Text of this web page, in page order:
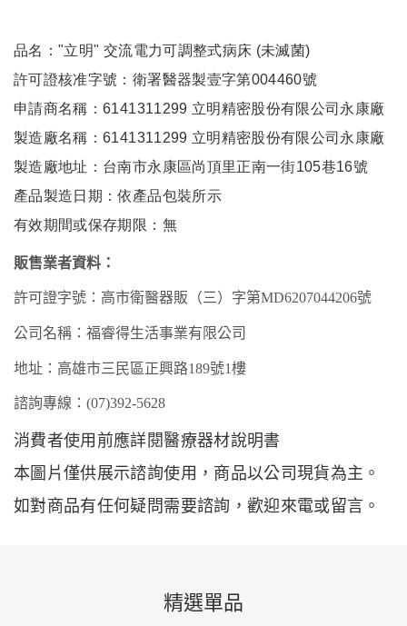
品名："立明" 交流電力可調整式病床 (未滅菌)
許可證核准字號：衛署醫器製壹字第004460號
申請商名稱：6141311299 立明精密股份有限公司永康廠
製造廠名稱：6141311299 立明精密股份有限公司永康廠
製造廠地址：台南市永康區尚頂里正南一街105巷16號
產品製造日期：依產品包裝所示
有效期間或保存期限：無
販售業者資料：
許可證字號：高市衛醫器販（三）字第MD6207044206號
公司名稱：福睿得生活事業有限公司
地址：高雄市三民 區正興路189號1樓
諮詢專線： (07)392-5628
消費者使用前應詳閱醫療器材說明書
本圖片僅供展示諮詢使用，商品以公司現貨為主。
如對商品有任何疑問需要諮詢，歡迎來電或留言。
精選單品